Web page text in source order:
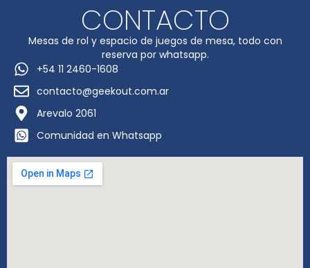
CONTACTO
Mesas de rol y espacio de juegos de mesa, todo con
reserva por whatsapp.
+54 11 2460-1608
contacto@geekout.com.ar
Arevalo 2061
Comunidad en Whatsapp